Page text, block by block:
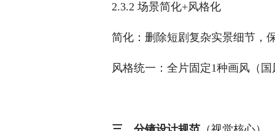
2.3.2 场景简化+风格化
简化：删除短剧复杂实景细节，
风格统一：全片固定1种画风（